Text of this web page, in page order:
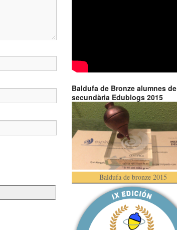
Baldufa de Bronze alumnes de
secundària Edublogs 2015
Baldufa de bronze 2015